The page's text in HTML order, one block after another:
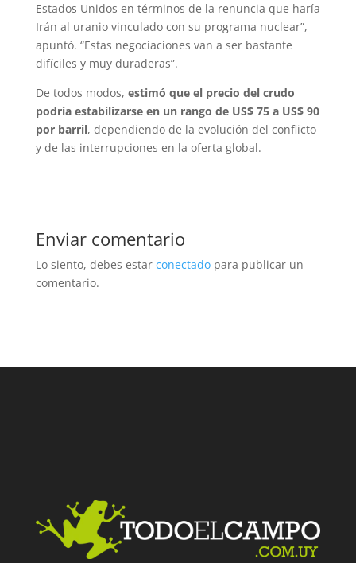
Estados Unidos en términos de la renuncia que haría
Irán al uranio vinculado con su programa nuclear”,
apuntó. “Estas negociaciones van a ser bastante
difíciles y muy duraderas”.
De todos modos, estimó que el precio del crudo
podría estabilizarse en un rango de US$ 75 a US$ 90
por barril, dependiendo de la evolución del conflicto
y de las interrupciones en la oferta global.
Enviar comentario
Lo siento, debes estar conectadopara publicar un
comentario.
Facebook